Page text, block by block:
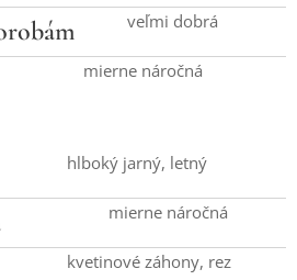
veľmi dobrá
mierne náročná
hlboký jarný, letný
mierne náročná
kvetinové záhony, rez